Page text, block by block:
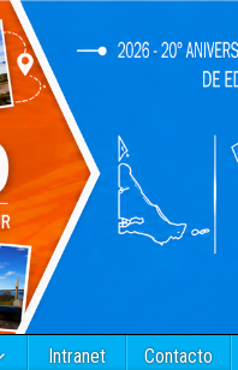
Intranet Contacto